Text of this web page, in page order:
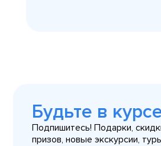
Будьте в
Подпишитесь! Подарки,
призов, новые экскурсии,